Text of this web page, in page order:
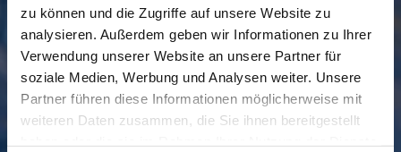
zu können und die Zugriffe auf unsere Website zu
analysieren. Außerdem geben wir Informationen zu Ihrer
Verwendung unserer Website an unsere Partner für
soziale Medien, Werbung und Analysen weiter. Unsere
Partner führen diese Informationen möglicherweise mit
weiteren Daten zusammen, die Sie ihnen bereitgestellt
GEMEINDE BESUCHEN